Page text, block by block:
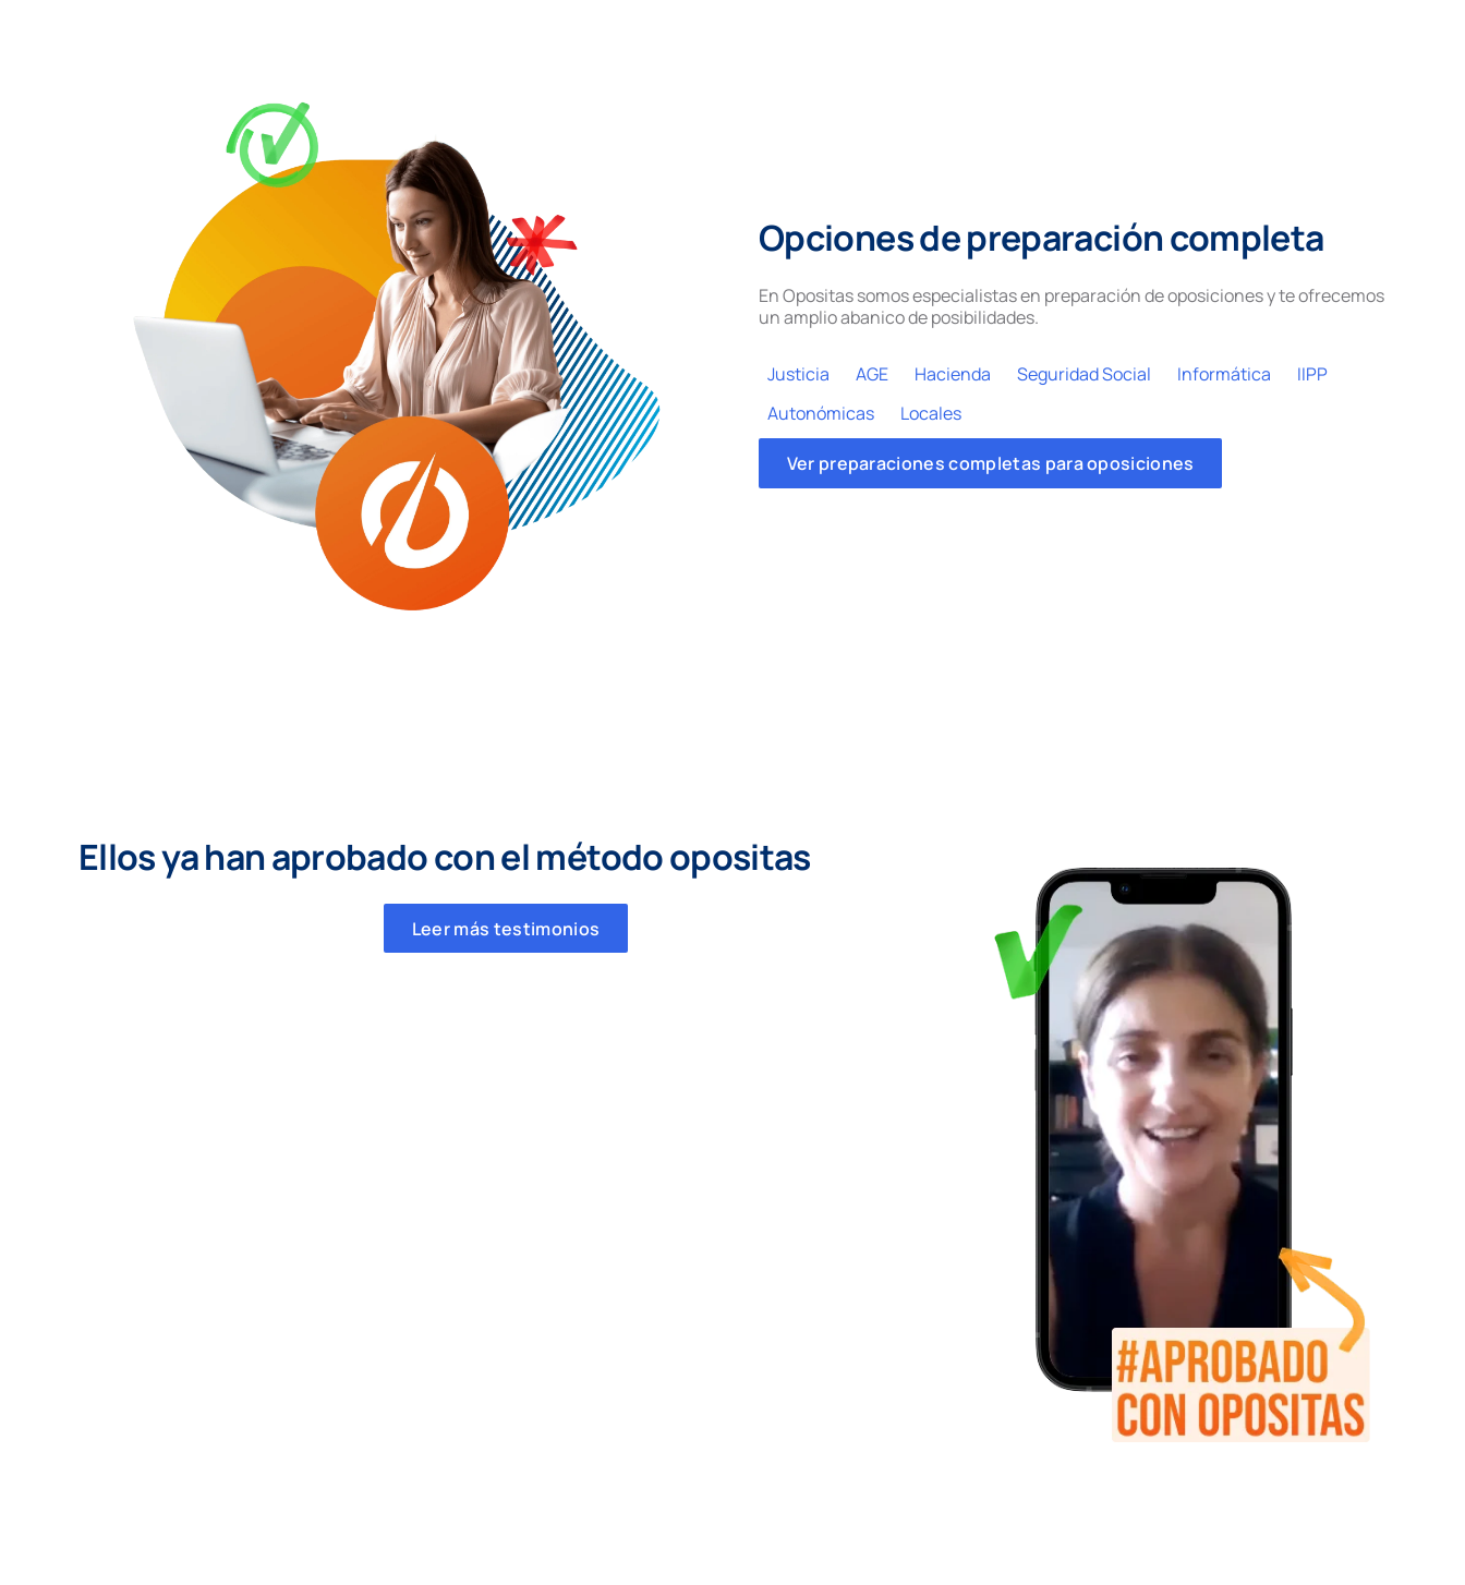
Opciones de preparación completa
En Opositas somos especialistas en preparación de oposiciones y te ofrecemos
un amplio abanico de posibilidades.
Justicia AGE Hacienda Seguridad Social Informática
IIPP
Autonómicas
Locales
Ver preparaciones completas para oposiciones
Ellos ya han aprobado con el método opositas
Leer más testimonios